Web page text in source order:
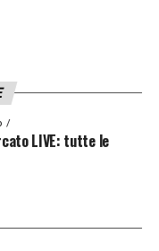
club
resta vigile e
qualora si
approdo di
il pacchetto
LIVE: tutte le